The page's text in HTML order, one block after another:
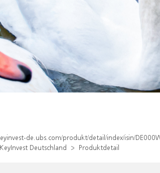
de.ubs.com/produkt/detail/index/isin/
Deutschland Produktdetail